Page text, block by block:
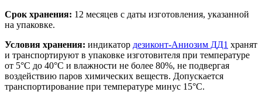
Срок хранения: 12 месяцев с даты изготовления, указанной
на упаковке.
Условия хранения: индикатор дезиконт-Аниозим ДД1 хранят
и транспортируют в упаковке изготовителя при температуре
от 5°С до 40°С и влажности не более 80%, не подвергая
воздействию паров химических веществ. Допускается
транспортирование при температуре минус 15°С.